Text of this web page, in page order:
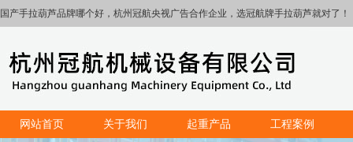
国产手拉葫芦品牌哪个好，杭州冠航央视广告合作企业，选冠航牌手拉葫芦就对了！
网站首页 关于我们 起重产品 工程案例